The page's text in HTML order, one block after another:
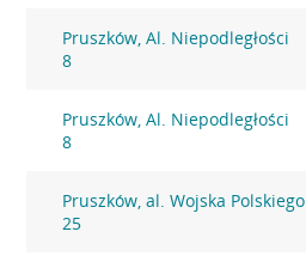
Pruszków, Al. Niepodległości
8
Pruszków, Al. Niepodległości
8
Pruszków, al. Wojska Polskiego
25